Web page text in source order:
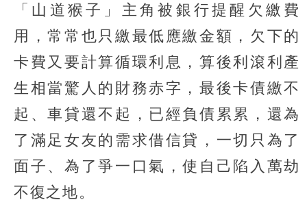
「山道猴子」主角被銀行提醒欠繳費
用，常常也只繳最低應繳金額，欠下的
卡費又要計算循環利息，算後利滾利產
生相當驚人的財務赤字，最後卡債繳不
起、車貸還不起，已經負債累累，還為
了滿足女友的需求借信貸，一切只為了
面子、為了爭一口氣，使自己陷入萬劫
不復之地。